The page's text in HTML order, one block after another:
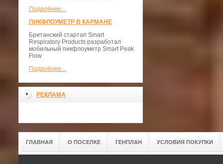
Подробнее...
ПИКФЛОУМЕТР В КАРМАНЕ
Британский стартап Smart
Respiratory Products разработал
мобильный пикфлоуметр Smart Peak
Flow
Подробнее...
РЕКЛАМА
ГЛАВНАЯ О ПОСЕЛКЕ ГЕНПЛАН УСЛОВИЯ ПОКУПКИ